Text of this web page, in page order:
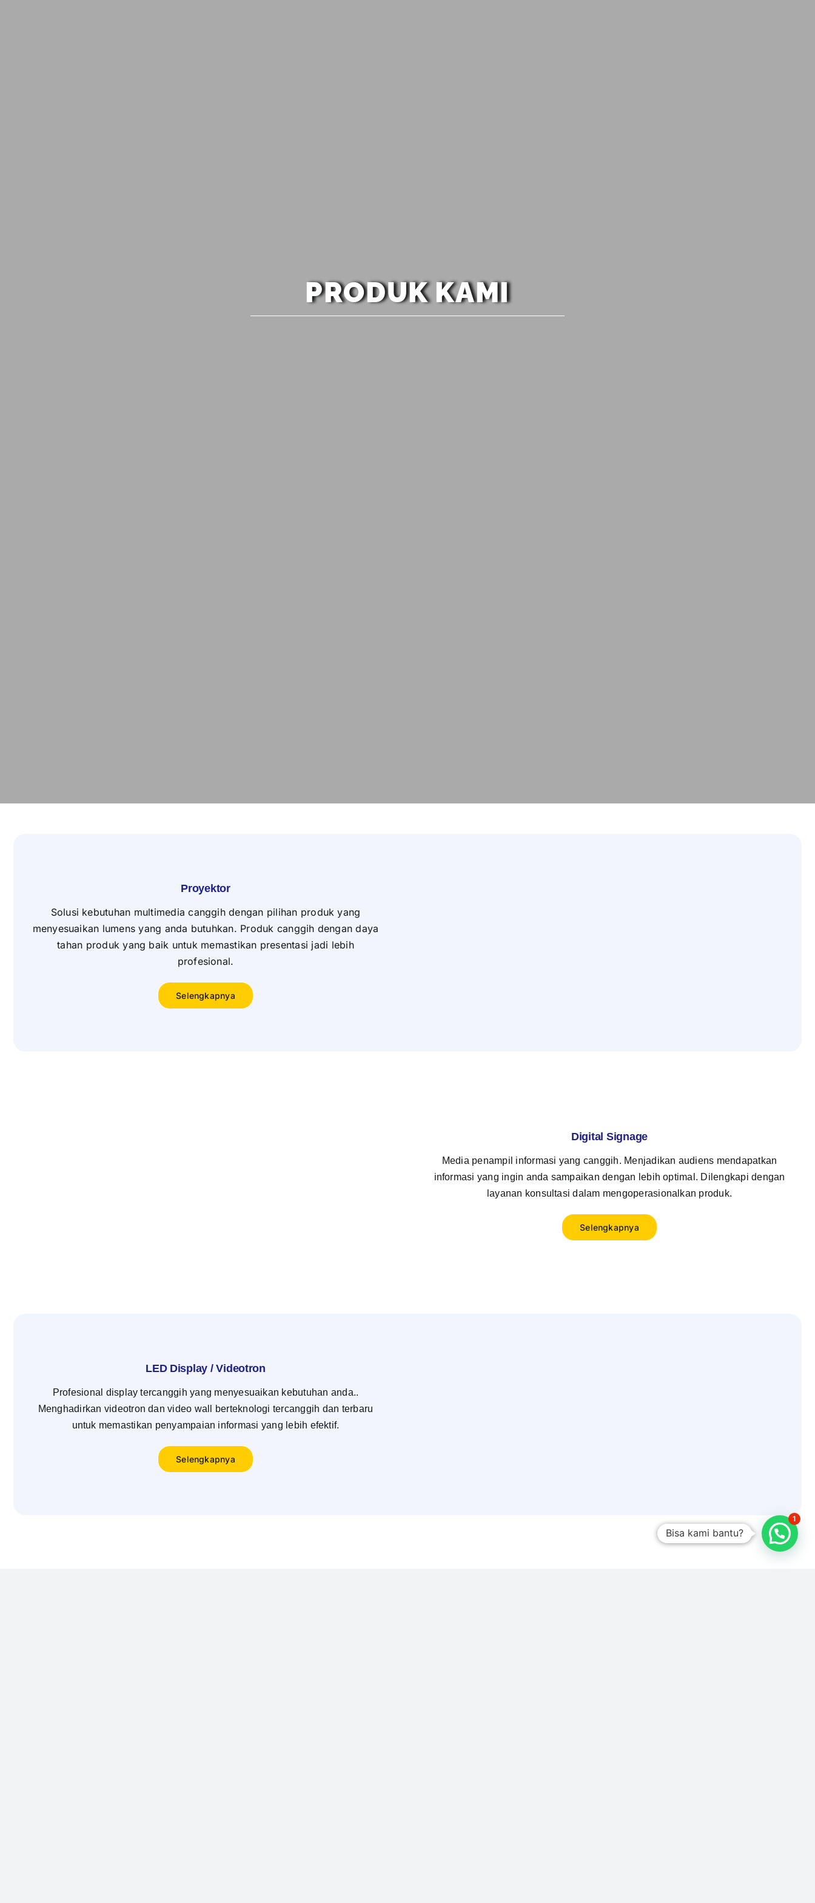
PRODUK KAMI
Proyektor
Solusi kebutuhan multimedia canggih dengan pilihan produk yang
menyesuaikan lumens yang anda butuhkan. Produk canggih dengan daya
tahan produk yang baik untuk memastikan presentasi jadi lebih
profesional.
Selengkapnya
Digital Signage
Media penampil informasi yang canggih. Menjadikan audiens mendapatkan
informasi yang ingin anda sampaikan dengan lebih optimal. Dilengkapi dengan
layanan konsultasi dalam mengoperasionalkan produk.
Selengkapnya
LED Display / Videotron
Profesional display tercanggih yang menyesuaikan kebutuhan anda..
Menghadirkan videotron dan video wall berteknologi tercanggih dan terbaru
untuk memastikan penyampaian informasi yang lebih efektif.
Selengkapnya
Bisa kami bantu?
1